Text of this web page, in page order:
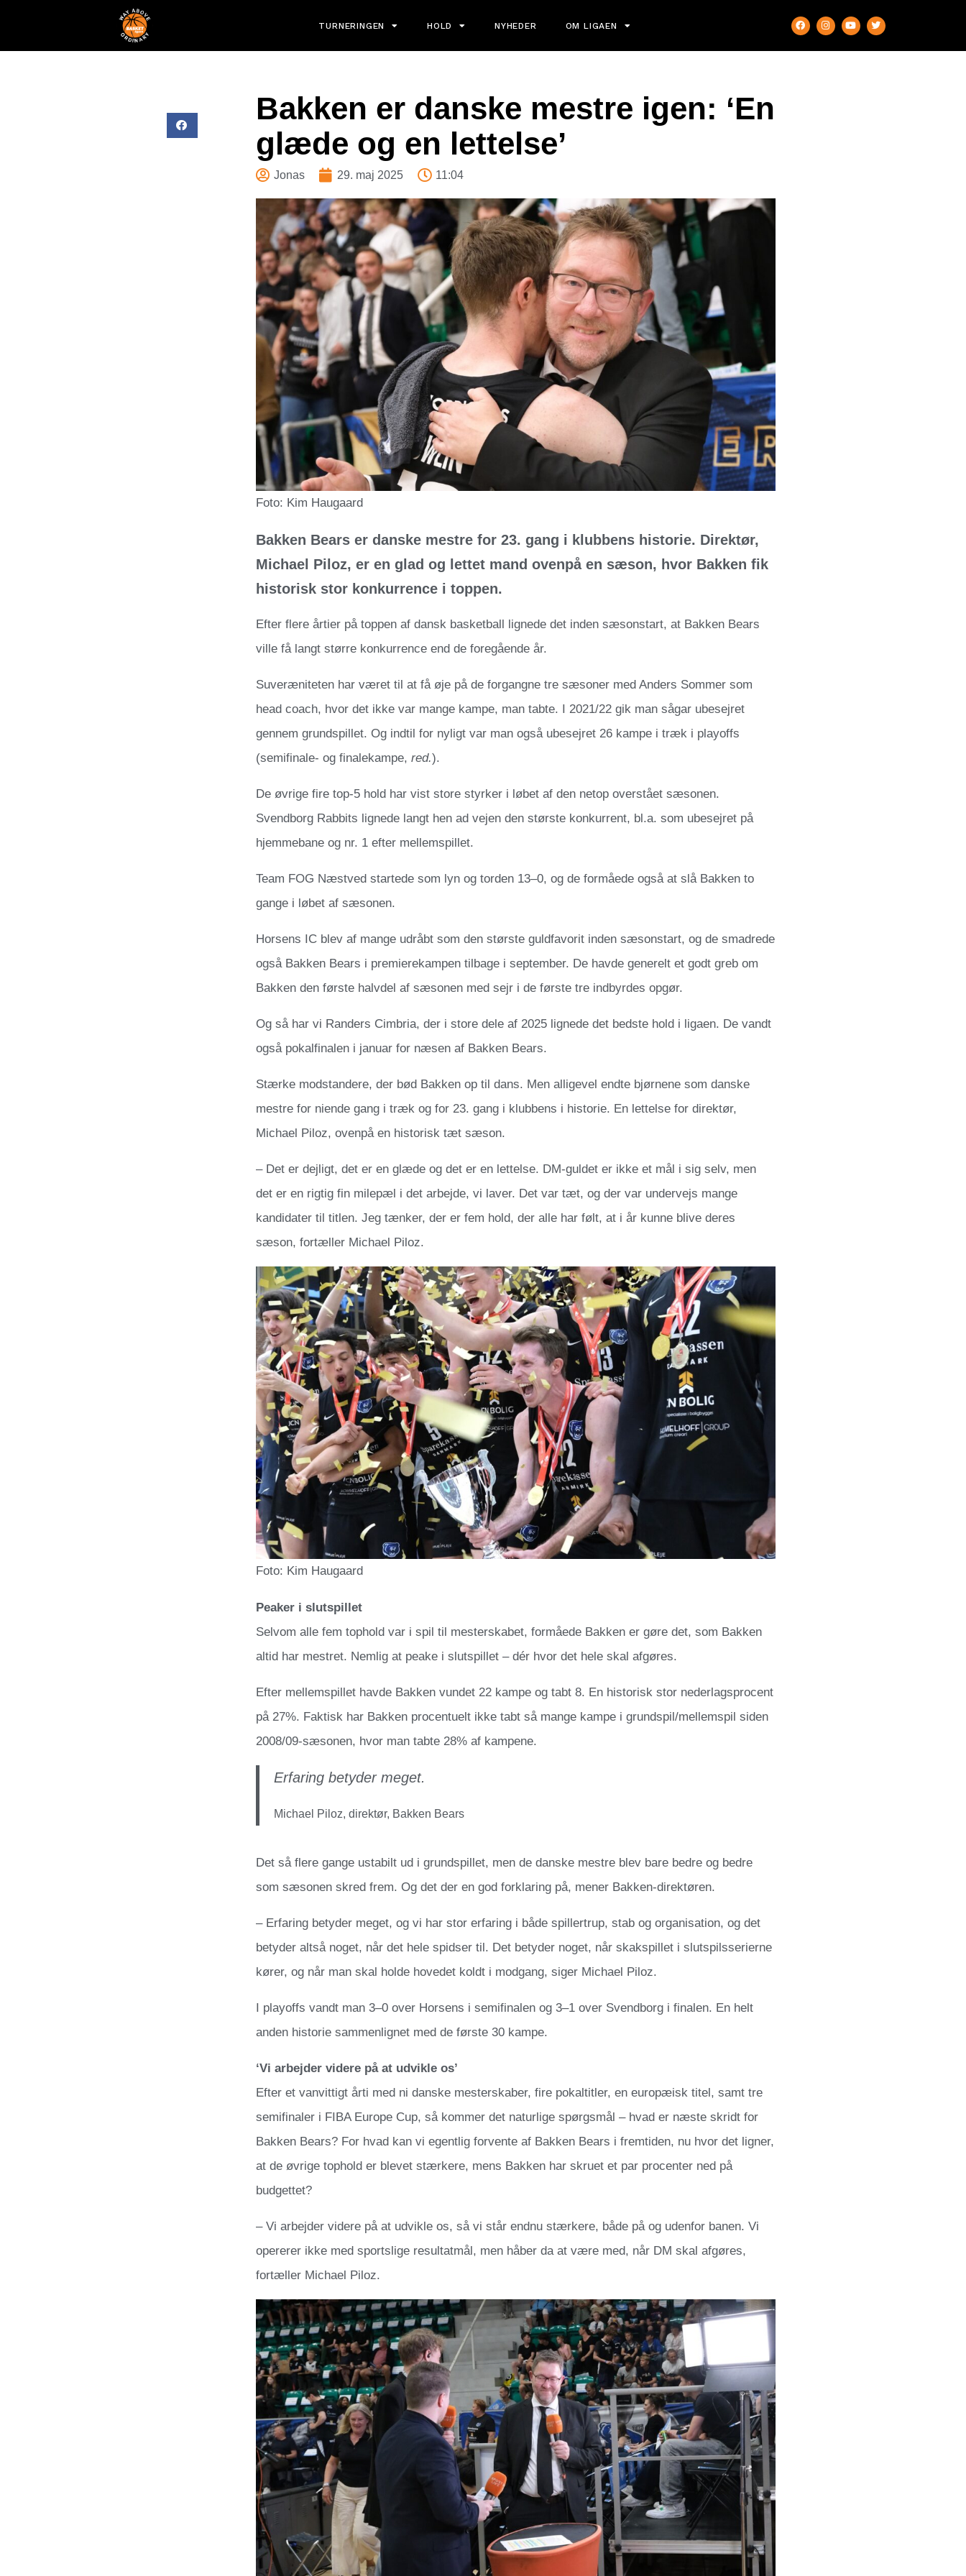
TURNERINGEN HOLD NYHEDER OM LIGAEN
Bakken er danske mestre igen: ‘En
glæde og en lettelse’
Jonas 29. maj 2025 11:04
Foto: Kim Haugaard
Bakken Bears er danske mestre for 23. gang i klubbens historie. Direktør,
Michael Piloz, er en glad og lettet mand ovenpå en sæson, hvor Bakken fik
historisk stor konkurrence i toppen.
Efter flere årtier på toppen af dansk basketball lignede det inden sæsonstart, at Bakken Bears
ville få langt større konkurrence end de foregående år.
Suveræniteten har været til at få øje på de forgangne tre sæsoner med Anders Sommer som
head coach, hvor det ikke var mange kampe, man tabte. I 2021/22 gik man sågar ubesejret
gennem grundspillet. Og indtil for nyligt var man også ubesejret 26 kampe i træk i playoffs
(semifinale- og finalekampe, red.).
De øvrige fire top-5 hold har vist store styrker i løbet af den netop overstået sæsonen.
Svendborg Rabbits lignede langt hen ad vejen den største konkurrent, bl.a. som ubesejret på
hjemmebane og nr. 1 efter mellemspillet.
Team FOG Næstved startede som lyn og torden 13–0, og de formåede også at slå Bakken to
gange i løbet af sæsonen.
Horsens IC blev af mange udråbt som den største guldfavorit inden sæsonstart, og de smadrede
også Bakken Bears i premierekampen tilbage i september. De havde generelt et godt greb om
Bakken den første halvdel af sæsonen med sejr i de første tre indbyrdes opgør.
Og så har vi Randers Cimbria, der i store dele af 2025 lignede det bedste hold i ligaen. De vandt
også pokalfinalen i januar for næsen af Bakken Bears.
Stærke modstandere, der bød Bakken op til dans. Men alligevel endte bjørnene som danske
mestre for niende gang i træk og for 23. gang i klubbens i historie. En lettelse for direktør,
Michael Piloz, ovenpå en historisk tæt sæson.
– Det er dejligt, det er en glæde og det er en lettelse. DM-guldet er ikke et mål i sig selv, men
det er en rigtig fin milepæl i det arbejde, vi laver. Det var tæt, og der var undervejs mange
kandidater til titlen. Jeg tænker, der er fem hold, der alle har følt, at i år kunne blive deres
sæson, fortæller Michael Piloz.
Foto: Kim Haugaard
Peaker i slutspillet
Selvom alle fem tophold var i spil til mesterskabet, formåede Bakken er gøre det, som Bakken
altid har mestret. Nemlig at peake i slutspillet – dér hvor det hele skal afgøres.
Efter mellemspillet havde Bakken vundet 22 kampe og tabt 8. En historisk stor nederlagsprocent
på 27%. Faktisk har Bakken procentuelt ikke tabt så mange kampe i grundspil/mellemspil siden
2008/09-sæsonen, hvor man tabte 28% af kampene.
Erfaring betyder meget.
Michael Piloz, direktør, Bakken Bears
Det så flere gange ustabilt ud i grundspillet, men de danske mestre blev bare bedre og bedre
som sæsonen skred frem. Og det der en god forklaring på, mener Bakken-direktøren.
– Erfaring betyder meget, og vi har stor erfaring i både spillertrup, stab og organisation, og det
betyder altså noget, når det hele spidser til. Det betyder noget, når skakspillet i slutspilsserierne
kører, og når man skal holde hovedet koldt i modgang, siger Michael Piloz.
I playoffs vandt man 3–0 over Horsens i semifinalen og 3–1 over Svendborg i finalen. En helt
anden historie sammenlignet med de første 30 kampe.
‘Vi arbejder videre på at udvikle os’
Efter et vanvittigt årti med ni danske mesterskaber, fire pokaltitler, en europæisk titel, samt tre
semifinaler i FIBA Europe Cup, så kommer det naturlige spørgsmål – hvad er næste skridt for
Bakken Bears? For hvad kan vi egentlig forvente af Bakken Bears i fremtiden, nu hvor det ligner,
at de øvrige tophold er blevet stærkere, mens Bakken har skruet et par procenter ned på
budgettet?
– Vi arbejder videre på at udvikle os, så vi står endnu stærkere, både på og udenfor banen. Vi
opererer ikke med sportslige resultatmål, men håber da at være med, når DM skal afgøres,
fortæller Michael Piloz.